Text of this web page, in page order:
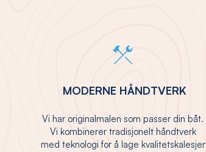
MODERNE HÅNDTVERK
Vi har originalmalen som passer din båt.
Vi kombinerer tradisjonelt håndtverk
med teknologi for å lage kvalitetskalesjer